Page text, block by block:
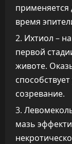
применяется
время
Ихтиол –
первой
животе.
созревание.
мазь